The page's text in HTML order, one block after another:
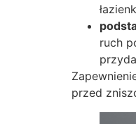
ruch
przed